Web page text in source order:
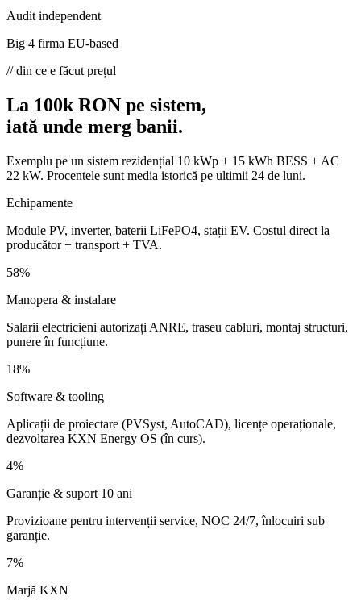
Audit independent
Big 4 firma EU-based
// din ce e făcut prețul
La 100k RON pe sistem,
iată unde merg banii.
Exemplu pe un sistem rezidențial 10 kWp + 15 kWh BESS + AC
22 kW. Procentele sunt media istorică pe ultimii 24 de luni.
Echipamente
Module PV, inverter, baterii LiFePO4, stații EV. Costul direct la
producător + transport + TVA.
58%
Manopera & instalare
Salarii electricieni autorizați ANRE, traseu cabluri, montaj structuri,
punere în funcțiune.
18%
Software & tooling
Aplicații de proiectare (PVSyst, AutoCAD), licențe operaționale,
dezvoltarea KXN Energy OS (în curs).
4%
Garanție & suport 10 ani
Provizioane pentru intervenții service, NOC 24/7, înlocuiri sub
garanție.
7%
Marjă KXN